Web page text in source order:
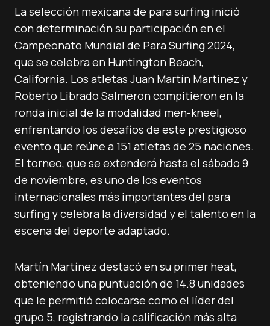
La selección mexicana de para surfing inició
con determinación su participación en el
Campeonato Mundial de Para Surfing 2024,
que se celebra en Huntington Beach,
California. Los atletas Juan Martín Martínez y
Roberto Librado Salmeron compitieron en la
ronda inicial de la modalidad men-kneel,
enfrentando los desafíos de este prestigioso
evento que reúne a 151 atletas de 25 naciones.
El torneo, que se extenderá hasta el sábado 9
de noviembre, es uno de los eventos
internacionales más importantes del para
surfing y celebra la diversidad y el talento en la
escena del deporte adaptado.
Martín Martínez destacó en su primer heat,
obteniendo una puntuación de 14.8 unidades
que le permitió colocarse como el líder del
grupo 5, registrando la calificación más alta